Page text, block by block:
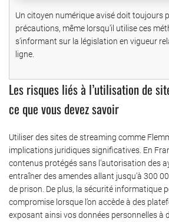
Un citoyen numérique avisé doit toujours
précautions, même lorsqu’il utilise ces
s’informant sur la législation en vigueur
ligne.
Les risques liés à l’utilisation de
ce que vous devez savoir
Utiliser des sites de streaming comme
implications juridiques significatives. En
contenus protégés sans l’autorisation des
entraîner des amendes allant jusqu’à 300
de prison. De plus, la sécurité informatique
compromise lorsque l’on accède à des
exposant ainsi vos données personnelles à